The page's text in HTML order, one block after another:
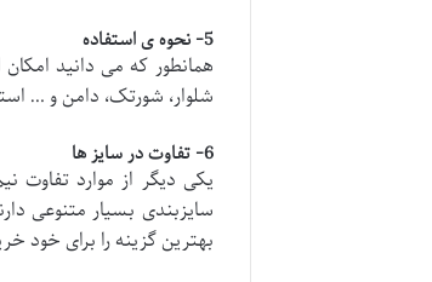
5- نحوه ی استفاده
همانطور که می دانید
شلوار، شورتک، دامن و …
6- تفاوت در سایز ها
یکی دیگر از موارد تفاوت
سایزبندی بسیار متنوعی
بهترین گزینه را برای خود